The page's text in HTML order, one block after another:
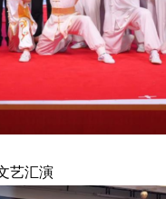
艺汇演